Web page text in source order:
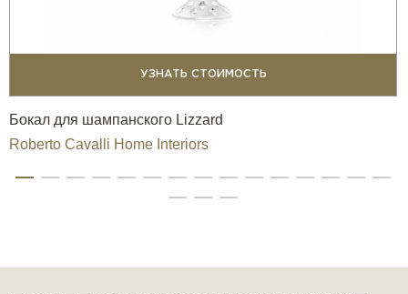
УЗНАТЬ СТОИМОСТЬ
Бокал для шампанского Lizzard
Roberto Cavalli Home Interiors